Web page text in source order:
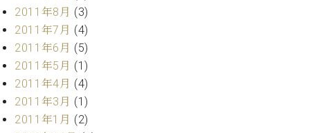
律)
調
律
師
介
調
律
2011年8月 (3)
2011年7月 (4)
2011年6月 (5)
2011年5月 (1)
2011年4月 (4)
2011年3月 (1)
2011年1月 (2)